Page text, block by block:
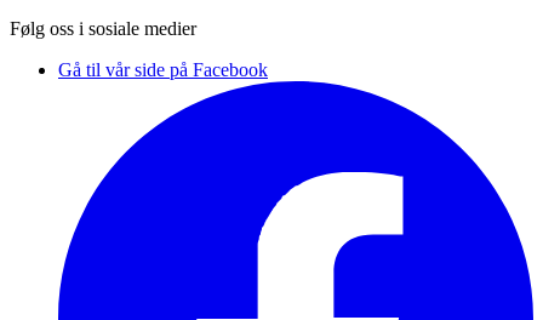
Følg oss i sosiale medier
Gå til vår side på Facebook